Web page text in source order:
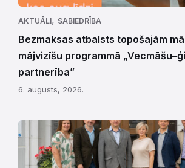
AKTUĀLI, SABIEDRĪBA
Bezmaksas atbalsts topošajām
mājvizīšu programmā
partnerība”
6. augusts, 2026.